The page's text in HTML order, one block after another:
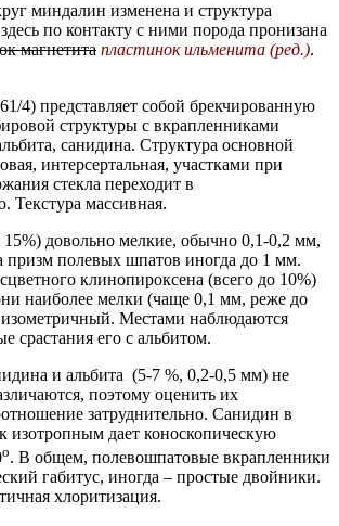
миндалин изменена и структура
по контакту с ними порода пронизана
магнетита пластинок ильменита (ред.).
4) представляет собой брекчированную
структуры с вкрапленниками
санидина. Структура основной
интерсертальная, участками при
стекла переходит в
Текстура массивная.
довольно мелкие, обычно 0,1-0,2 мм,
призм полевых шпатов иногда до 1 мм.
клинопироксена (всего до 10%)
наиболее мелки (чаще 0,1 мм, реже до
Местами наблюдаются
срастания его с альбитом.
и альбита (5-7 %, 0,2-0,5 мм) не
поэтому оценить их
затруднительно. Санидин в
изотропным дает коноскопическую
о. В общем, полевошпатовые вкрапленники
габитус, иногда – простые двойники.
хлоритизация.